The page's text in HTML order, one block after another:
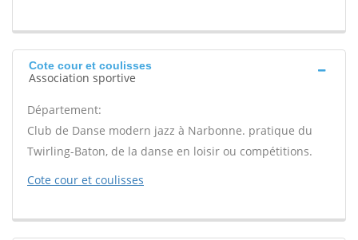
Cote cour et coulisses
Association sportive
Département:
Club de Danse modern jazz à Narbonne. pratique du
Twirling-Baton, de la danse en loisir ou compétitions.
Cote cour et coulisses